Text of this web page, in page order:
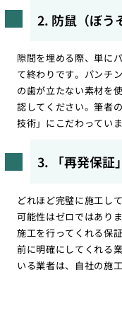
2. 防鼠（ぼう
隙間を埋める際、単に
て終わりです。パンチ
の歯が立たない素材を
認してください。筆者
技術」にこだわっていま
3. 「再発保証
どれほど完璧に施工し
可能性はゼロではあり
施工を行ってくれる保
前に明確にしてくれる
いる業者は、自社の施